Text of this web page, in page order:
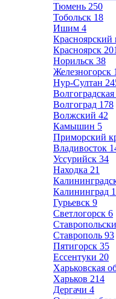
Тюмень 250
Тобольск 18
Ишим 4
Красноярский
Красноярск 201
Норильск 38
Железногорск
Нур-Султан
Волгоградская
Волгоград 178
Волжский 42
Камышин 5
Приморский
Владивосток
Уссурийск 34
Находка 21
Калининград
Гурьевск 9
Светлогорск 6
Ставрополь 93
Пятигорск 35
Ессентуки 20
Харьковская
Харьков 214
Дергачи 4